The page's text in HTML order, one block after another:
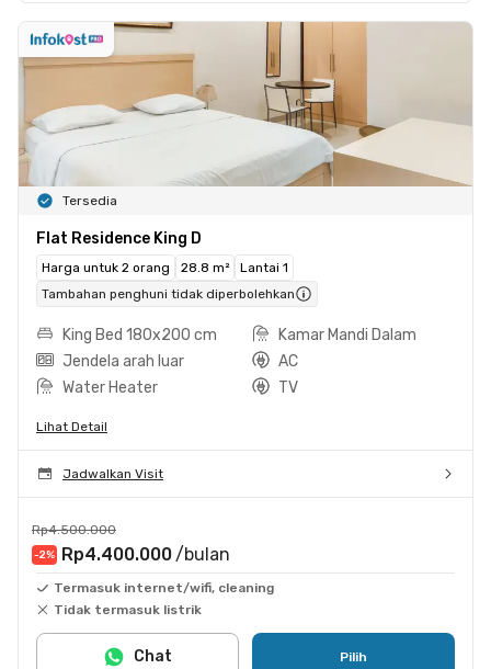
Tersedia
Flat Residence King D
Harga untuk 2 orang 28.8 m²
Lantai 1
Tambahan penghuni tidak diperbolehkan
King Bed 180x200 cm
Kamar Mandi Dalam
Jendela arah luar
AC
Water Heater
TV
Lihat Detail
Jadwalkan Visit
Rp4.500.000
-2% Rp4.400.000 /bulan
Termasuk internet/wifi, cleaning
Tidak termasuk listrik
Pilih
Chat